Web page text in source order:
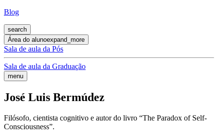
Blog
search
Área do alunoexpand_more
Sala de aula da Pós
Sala de aula da Graduação
menu
José Luis Bermúdez
Filósofo, cientista cognitivo e autor do livro “The Paradox of Self-
Consciousness”.